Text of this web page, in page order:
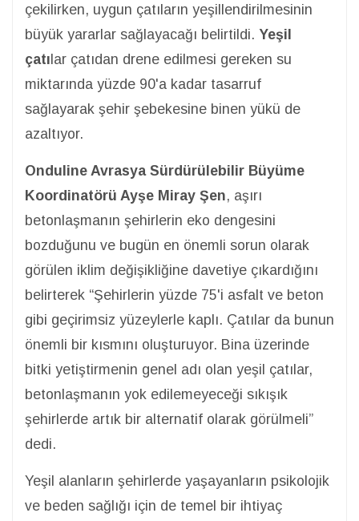
çekilirken, uygun çatıların yeşillendirilmesinin
büyük yararlar sağlayacağı belirtildi. Yeşil
çatılar çatıdan drene edilmesi gereken su
miktarında yüzde 90'a kadar tasarruf
sağlayarak şehir şebekesine binen yükü de
azaltıyor.
Onduline Avrasya Sürdürülebilir Büyüme
Koordinatörü Ayşe Miray Şen, aşırı
betonlaşmanın şehirlerin eko dengesini
bozduğunu ve bugün en önemli sorun olarak
görülen iklim değişikliğine davetiye çıkardığını
belirterek “Şehirlerin yüzde 75'i asfalt ve beton
gibi geçirimsiz yüzeylerle kaplı. Çatılar da bunun
önemli bir kısmını oluşturuyor. Bina üzerinde
bitki yetiştirmenin genel adı olan yeşil çatılar,
betonlaşmanın yok edilemeyeceği sıkışık
şehirlerde artık bir alternatif olarak görülmeli”
dedi.
Yeşil alanların şehirlerde yaşayanların psikolojik
ve beden sağlığı için de temel bir ihtiyaç